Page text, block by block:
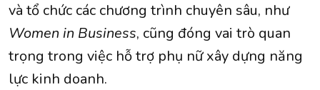
và tổ chức các chương trình chuyên sâu, như
Women in Business, cũng đóng vai trò quan
trọng trong việc hỗ trợ phụ nữ xây dựng năng
lực kinh doanh.